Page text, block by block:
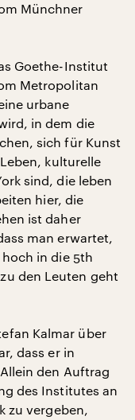
Münchner
Goethe-Institut
Metropolitan
urbane
in dem die
sich für Kunst
kulturelle
sind, die leben
hier, die
ist daher
man erwartet,
in die 5th
den Leuten geht
Kalmar über
dass er in
den Auftrag
des Institutes an
zu vergeben,